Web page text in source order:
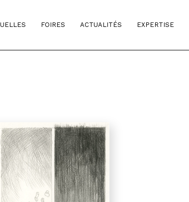
FOIRES ACTUALITÉS EXPERTISE